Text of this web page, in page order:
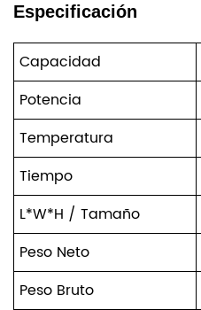
Especificación
Capacidad
Potencia
Temperatura
Tiempo
L*W*H / Tamaño
Peso Neto
Peso Bruto